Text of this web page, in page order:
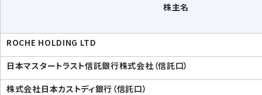
株主名
ROCHE HOLDING LTD
日本マスタートラスト信託銀行株式会社（信託口）
株式会社日本カストディ銀行（信託口）